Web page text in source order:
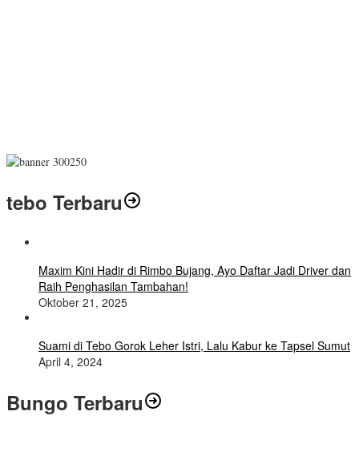
tebo Terbaru
Maxim Kini Hadir di Rimbo Bujang, Ayo Daftar Jadi Driver dan
Raih Penghasilan Tambahan!
Oktober 21, 2025
Suami di Tebo Gorok Leher Istri, Lalu Kabur ke Tapsel Sumut
April 4, 2024
Bungo Terbaru